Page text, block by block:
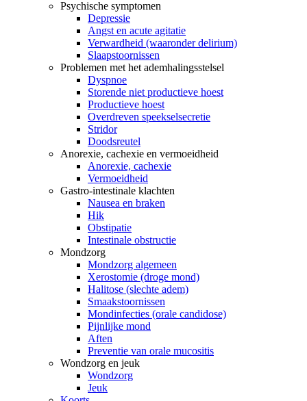
Psychische symptomen
Depressie
Angst en acute agitatie
Verwardheid (waaronder delirium)
Slaapstoornissen
Problemen met het ademhalingsstelsel
Dyspnoe
Storende niet productieve hoest
Productieve hoest
Overdreven speekselsecretie
Stridor
Doodsreutel
Anorexie, cachexie en vermoeidheid
Anorexie, cachexie
Vermoeidheid
Gastro-intestinale klachten
Nausea en braken
Hik
Obstipatie
Intestinale obstructie
Mondzorg
Mondzorg algemeen
Xerostomie (droge mond)
Halitose (slechte adem)
Smaakstoornissen
Mondinfecties (orale candidose)
Pijnlijke mond
Aften
Preventie van orale mucositis
Wondzorg en jeuk
Wondzorg
Jeuk